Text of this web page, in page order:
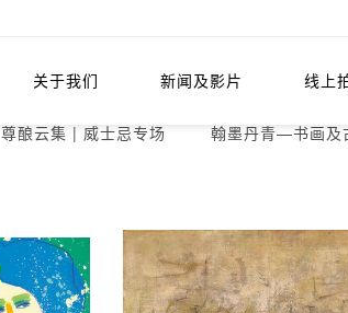
关于我们 新闻及影片 线上
尊酿云集 | 威士忌专场 翰墨丹青—书画及